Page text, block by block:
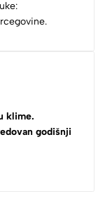
klime.
godišnji